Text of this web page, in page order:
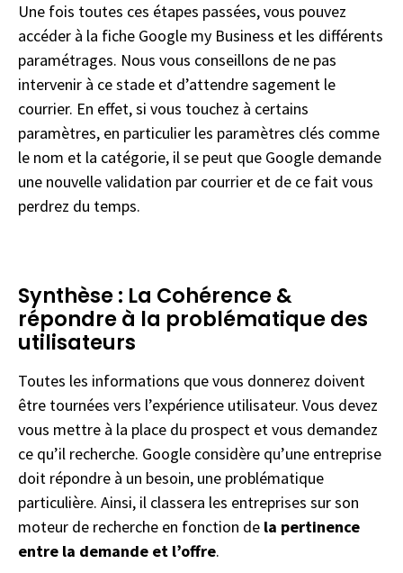
Une fois toutes ces étapes passées, vous pouvez
accéder à la fiche Google my Business et les différents
paramétrages. Nous vous conseillons de ne pas
intervenir à ce stade et d’attendre sagement le
courrier. En effet, si vous touchez à certains
paramètres, en particulier les paramètres clés comme
le nom et la catégorie, il se peut que Google demande
une nouvelle validation par courrier et de ce fait vous
perdrez du temps.
Synthèse : La Cohérence &
répondre à la problématique des
utilisateurs
Toutes les informations que vous donnerez doivent
être tournées vers l’expérience utilisateur. Vous devez
vous mettre à la place du prospect et vous demandez
ce qu’il recherche. Google considère qu’une entreprise
doit répondre à un besoin, une problématique
particulière. Ainsi, il classera les entreprises sur son
moteur de recherche en fonction de la pertinence
entre la demande et l’offre.